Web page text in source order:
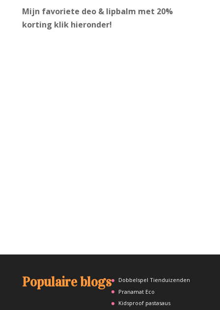
Mijn favoriete deo & lipbalm met 20%
korting klik hieronder!
Populaire blogs
Dobbelspel Tienduizenden
Pranamat Eco
Kidsproof pastasaus